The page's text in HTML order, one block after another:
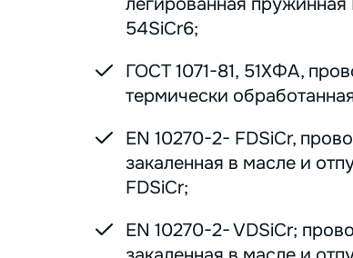
54SiCr6;
ГОСТ 1071-81, 51ХФА,
термически
EN 10270-2- FDSiCr,
закаленная в масле и
FDSiCr;
EN 10270-2- VDSiCr;